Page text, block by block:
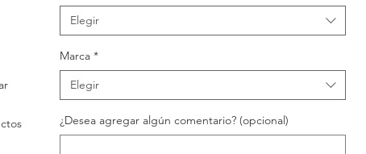
Elegir
Marca *
Elegir
¿Desea agregar algún comentario? (opcional)